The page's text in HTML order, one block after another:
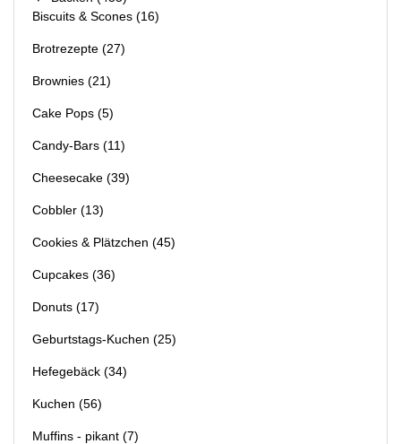
Biscuits & Scones (16)
Brotrezepte (27)
Brownies (21)
Cake Pops (5)
Candy-Bars (11)
Cheesecake (39)
Cobbler (13)
Cookies & Plätzchen (45)
Cupcakes (36)
Donuts (17)
Geburtstags-Kuchen (25)
Hefegebäck (34)
Kuchen (56)
Muffins - pikant (7)